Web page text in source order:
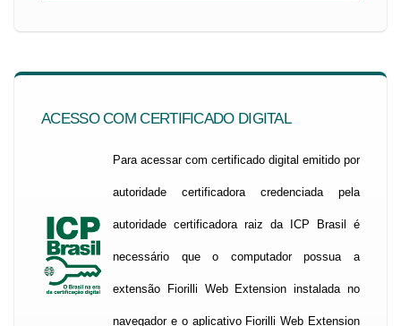
ACESSO COM CERTIFICADO DIGITAL
Para acessar com certificado digital emitido por
autoridade certificadora credenciada pela
autoridade certificadora raiz da ICP Brasil é
necessário que o computador possua a
extensão Fiorilli Web Extension instalada no
navegador e o aplicativo Fiorilli Web Extension